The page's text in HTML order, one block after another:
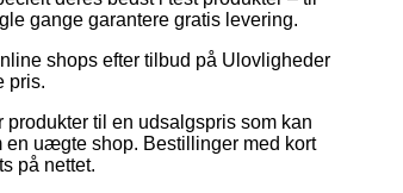
gange garantere gratis levering.
shops efter tilbud på Ulovligheder
pris.
til en udsalgspris som kan
en uægte shop. Bestillinger med kort
på nettet.